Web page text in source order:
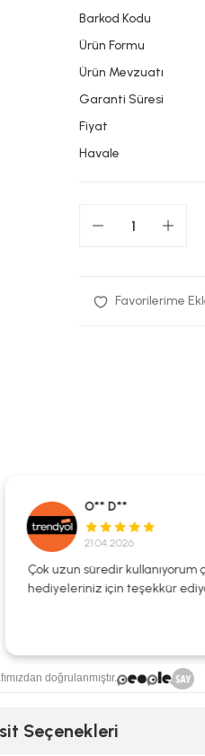
Barkod Kodu
Ürün Formu
Ürün Mevzuatı
Garanti Süresi
Fiyat
Havale
kullanıyorum çok memnunum
teşekkür ediyorum ❤️🌺
doğrulanmıştır.
Seçenekleri